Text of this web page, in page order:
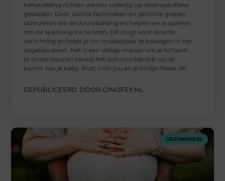
behandeling richten we ons volledig op deze specifieke
gebieden. Door zachte technieken en gerichte grepen
stimuleren we de doorbloeding en helpen we je spieren
om de spanning los te laten. Dit zorgt voor directe
verlichting en helpt je om makkelijker te bewegen in het
dagelijks leven. Het is een veilige manier om je lichaam
te ondersteunen terwijl het zich voorbereidt op de
komst van je baby. Rust voor jou en je kindje Naast de
GEPUBLICEERD DOOR GINOFEY.NL
GEZONDHEID